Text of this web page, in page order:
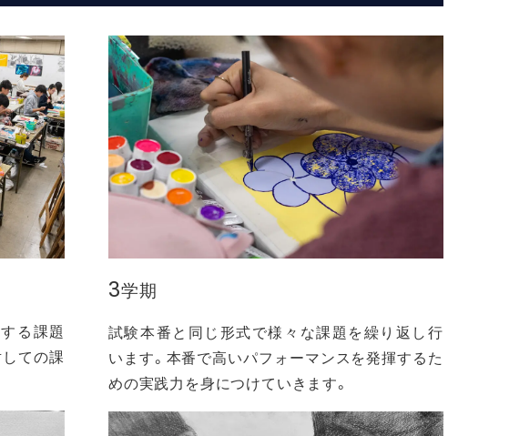
る課題
ての課
3学期
試験本番と同じ形式で様々な課題を繰り返し行
います。本番で高いパフォーマンスを発揮するた
めの実践力を身につけていきます。